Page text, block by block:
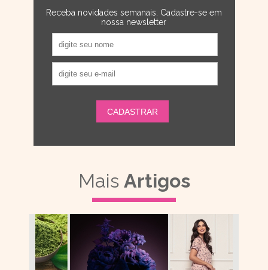
Receba novidades semanais. Cadastre-se em
nossa newsletter
Mais Artigos